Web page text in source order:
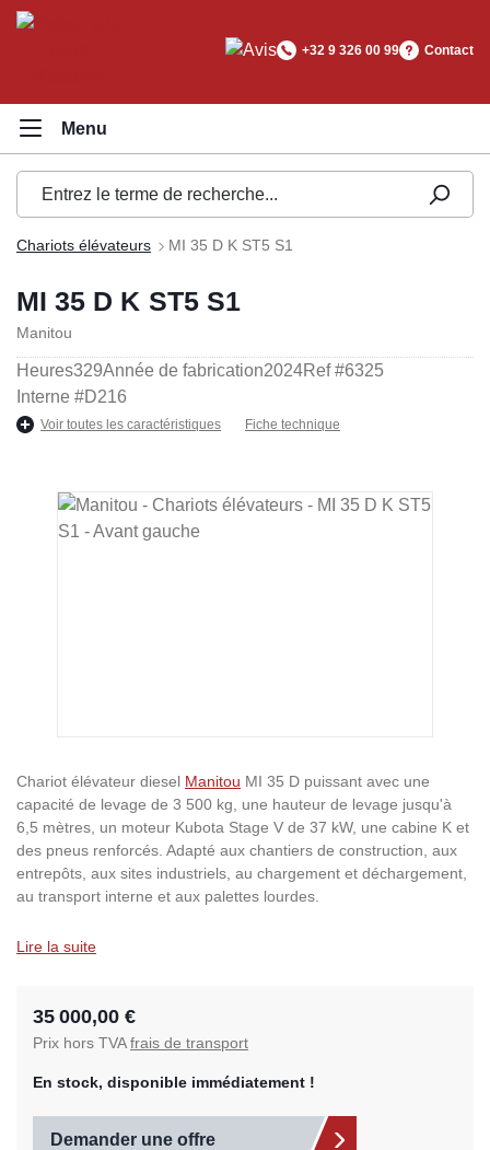
principal
+32 9 326 00 99 Contact
Chariots élévateurs MI 35 D K ST5 S1
MI 35 D K ST5 S1
Manitou
Heures329Année de fabrication2024Ref #6325
Interne #D216
Voir toutes les caractéristiques Fiche technique
Ignorer la galerie d'images
Chariot élévateur diesel Manitou MI 35 D puissant avec une
capacité de levage de 3 500 kg, une hauteur de levage jusqu'à
6,5 mètres, un moteur Kubota Stage V de 37 kW, une cabine K et
des pneus renforcés. Adapté aux chantiers de construction, aux
entrepôts, aux sites industriels, au chargement et déchargement,
au transport interne et aux palettes lourdes.
Lire la suite
35 000,00 €
Prix hors TVAfrais de transport
En stock, disponible immédiatement !
Demander une offre